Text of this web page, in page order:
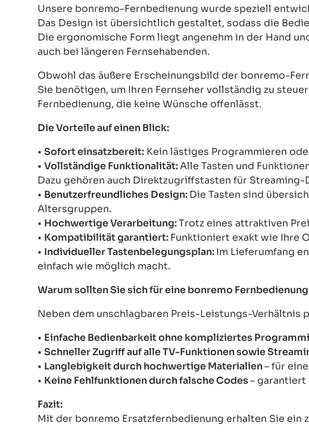
Unsere bonremo-Fernbedienung wurde speziell
Das Design ist übersichtlich gestaltet, sodass die
Die ergonomische Form liegt angenehm in der Hand
auch bei längeren Fernsehabenden.
Obwohl das äußere Erscheinungsbild der bonremo-
Sie benötigen, um Ihren Fernseher vollständig zu
Fernbedienung, die keine Wünsche offenlässt.
Die Vorteile auf einen Blick:
• Sofort einsatzbereit: Kein lästiges Programmieren
• Vollständige Funktionalität:Alle Tasten und
Dazu gehören auch Direktzugriffstasten für
• Benutzerfreundliches Design:Die Tasten sind
Altersgruppen.
• Hochwertige Verarbeitung:Trotz eines attraktiven
• Kompatibilität garantiert:Funktioniert exakt wie Ihre
• Individueller Tastenbelegungsplan:Im Lieferumfang
einfach wie möglich macht.
Warum sollten Sie sich für eine bonremo
Neben dem unschlagbaren Preis-Leistungs-
• Einfache Bedienbarkeit ohne kompliziertes
• Schneller Zugriff auf alle TV-Funktionen sowie
• Langlebigkeit durch hochwertige Materialien– für
• Keine Fehlfunktionen durch falsche Codes– garantiert
Fazit:
Mit der bonremo Ersatzfernbedienung erhalten Sie